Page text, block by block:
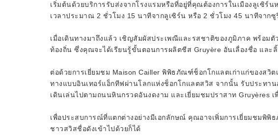
เริ่มต้นด้วยบริการรับส่งจากโรงแรมหรือที่อยู่ที่คุณต้องการในเมืองลูเซิร์น
เวลาประมาณ 2 ชั่วโมง 15 นาทีจากลูเซิร์น หรือ 2 ชั่วโมง 45 นาทีจาก
เมื่อเดินทางมาถึงแล้ว เชิญสัมผัสประเพณีและรสชาติของภูมิภาค พร้อมตั
ท้องถิ่น ซึ่งคุณจะได้เรียนรู้ขั้นตอนการผลิตชีส Gruyère อันเลื่องชื่อ และ
ต่อด้วยการเยี่ยมชม Maison Cailler พิพิธภัณฑ์ช็อกโกแลตเก่าแก่ของสวิ
ทางแบบอินเทอร์แอ็กทีฟผ่านโลกแห่งช็อกโกแลตสวิส จากนั้น รับประทา
เดินเล่นไปตามถนนหินกรวดอันงดงาม และเยี่ยมชมปราสาท Gruyères
เพื่อประสบการณ์ที่แตกต่างอย่างมีเอกลักษณ์ คุณอาจเพิ่มการเยี่ยมชมพิ
ชาวสวิสชื่อดังเข้าไปด้วยก็ได้